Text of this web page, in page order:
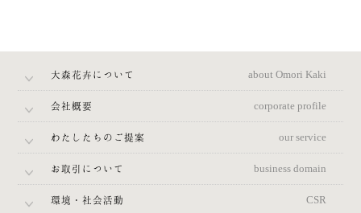
大森花卉について about Omori Kaki
会社概要 corporate profile
わたしたちのご提案 our service
お取引について business domain
環境・社会活動 CSR